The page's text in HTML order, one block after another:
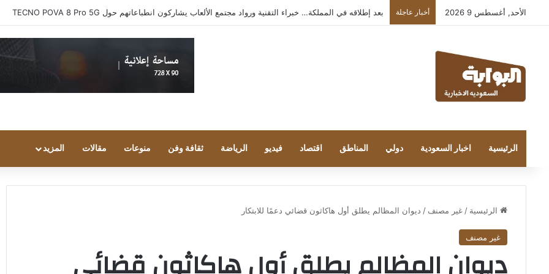
الأحد, أغسطس 9 2026 أخبار عاجلة بعد إطلاقه في المملكة… خبراء التقنية ورواد مجتمع الألعاب يشاركون انطباعاتهم حول TECNO POVA 8 Pro 5G
الرئيسية اخبار السعودية دولي المناطق اقتصاد فيديو الرياضة ثقافة وفن منوعات مقالات المزيد
الرئيسية / غير مصنف / ديوان المظالم يطلق أول هاكاثون قضائي دعمًا للابتكار
غير مصنف